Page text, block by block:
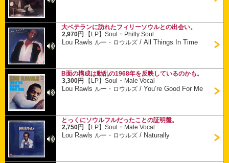
大ベテランに訪れたフィリーソウルとの出会い。
2,970円
【LP】Soul ・ Philly Soul
Lou Rawls ルー・ロウルズ /All Things In Time
B面の構成は動乱の1968年を反映しているのかも。
3,300円
【LP】Soul ・ Male Vocal
Lou Rawls ルー・ロウルズ /You’re Good For Me
とっくにソウルフルだったことの証明盤。
2,750円
【LP】Soul ・ Male Vocal
Lou Rawls ルー・ロウルズ / Naturally